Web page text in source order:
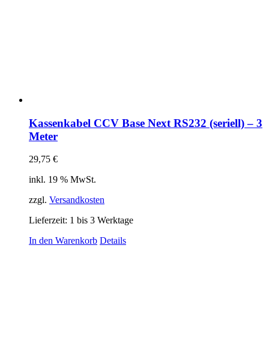
Kassenkabel CCV Base Next RS232 (seriell) – 3
Meter
29,75 €
inkl. 19 % MwSt.
zzgl. Versandkosten
Lieferzeit: 1 bis 3 Werktage
In den Warenkorb Details